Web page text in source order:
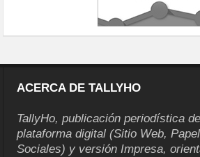
ACERCA DE TALLYHO
TallyHo, publicación periodística
plataforma digital (Sitio Web,
Sociales) y versión Impresa,